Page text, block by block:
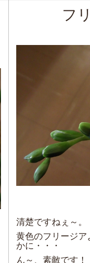
フ
清楚ですねぇ～。
黄色のフリージ
かに・・・
ん～、素敵です！